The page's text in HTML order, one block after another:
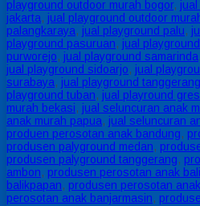
playground outdoor murah bogor,
jakarta, jual playground outdoor
palangkaraya, jual playground palu,
playground pasuruan, jual
purworejo, jual playground samarinda
jual playground sidoarjo, jual
surabaya, jual playground tanggerang
playground tuban, jual playround
murah bekasi, jual seluncuran anak
anak murah papua, jual seluncuran
produen perosotan anak bandung,
produsen palyground medan,
produsen palyground tanggerang,
ambon, produsen perosotan anak bali
balikpapan, produsen perosotan
perosotan anak banjarmasin,